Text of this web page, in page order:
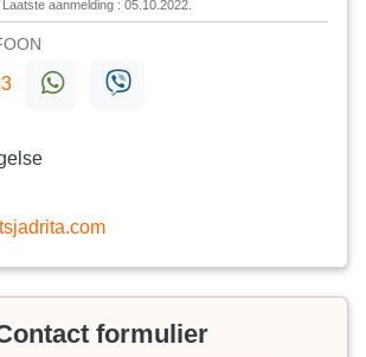
Laatste aanmelding : 05.10.2022.
formulier